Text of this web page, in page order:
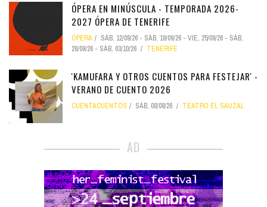
ÓPERA EN MINÚSCULA - TEMPORADA 2026-
2027 ÓPERA DE TENERIFE
ÓPERA SÁB, 12/09/26 - SÁB, 19/09/26 - VIE, 25/09/26 - SÁB,
26/09/26 - SÁB, 03/10/26 TENERIFE
'KAMUFARA Y OTROS CUENTOS PARA FESTEJAR' -
VERANO DE CUENTO 2026
CUENTACUENTOS SÁB, 08/08/26 TEATRO EL SAUZAL
AD